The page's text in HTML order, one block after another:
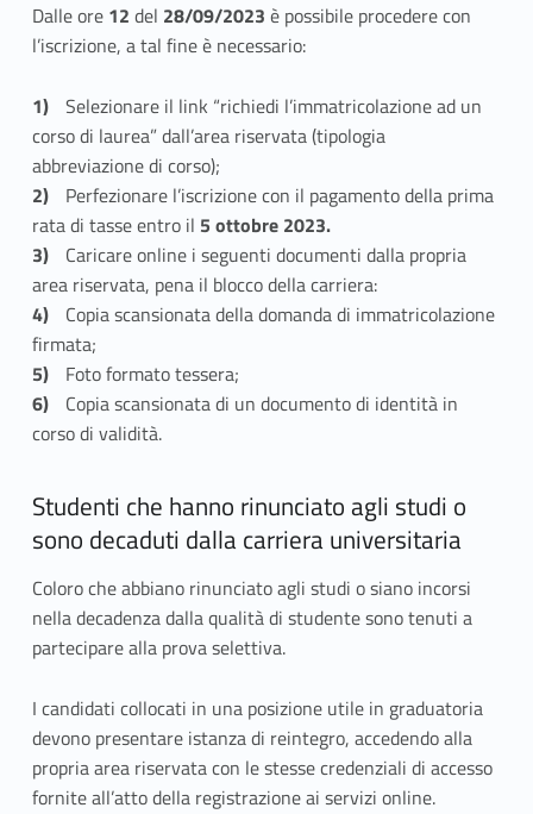
Dalle ore 12 del 28/09/2023 è possibile procedere con
l’iscrizione, a tal fine è necessario:
Selezionare il link “richiedi l’immatricolazione ad un
corso di laurea” dall’area riservata (tipologia
abbreviazione di corso);
Perfezionare l’iscrizione con il pagamento della prima
rata di tasse entro il 5 ottobre 2023.
Caricare online i seguenti documenti dalla propria
area riservata, pena il blocco della carriera:
Copia scansionata della domanda di immatricolazione
firmata;
Foto formato tessera;
Copia scansionata di un documento di identità in
corso di validità.
Studenti che hanno rinunciato agli studi o
sono decaduti dalla carriera universitaria
Coloro che abbiano rinunciato agli studi o siano incorsi
nella decadenza dalla qualità di studente sono tenuti a
partecipare alla prova selettiva.
I candidati collocati in una posizione utile in graduatoria
devono presentare istanza di reintegro, accedendo alla
propria area riservata con le stesse credenziali di accesso
fornite all’atto della registrazione ai servizi online.